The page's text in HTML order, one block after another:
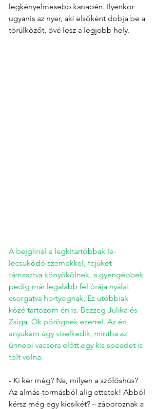
legkényelmesebb kanapén. Ilyenkor
ugyanis az nyer, aki elsőként dobja be a
törülközőt, övé lesz a legjobb hely.
A bejglinél a legkitartóbbak le-
lecsukódó szemekkel, fejüket
támasztva könyökölnek, a gyengébbek
pedig már legalább fél órája nyálat
csorgatva hortyognak. Ez utóbbiak
közé tartozom én is. Bezzeg Julika és
Zsiga. Ők pörögnek ezerrel. Az én
anyukám úgy viselkedik, mintha az
ünnepi vacsora előtt egy kis speedet is
tolt volna.
- Ki kér még? Na, milyen a szőlőshús?
Az almás-tormásból alig ettetek! Abból
kérsz még egy kicsikét? – záporoznak a